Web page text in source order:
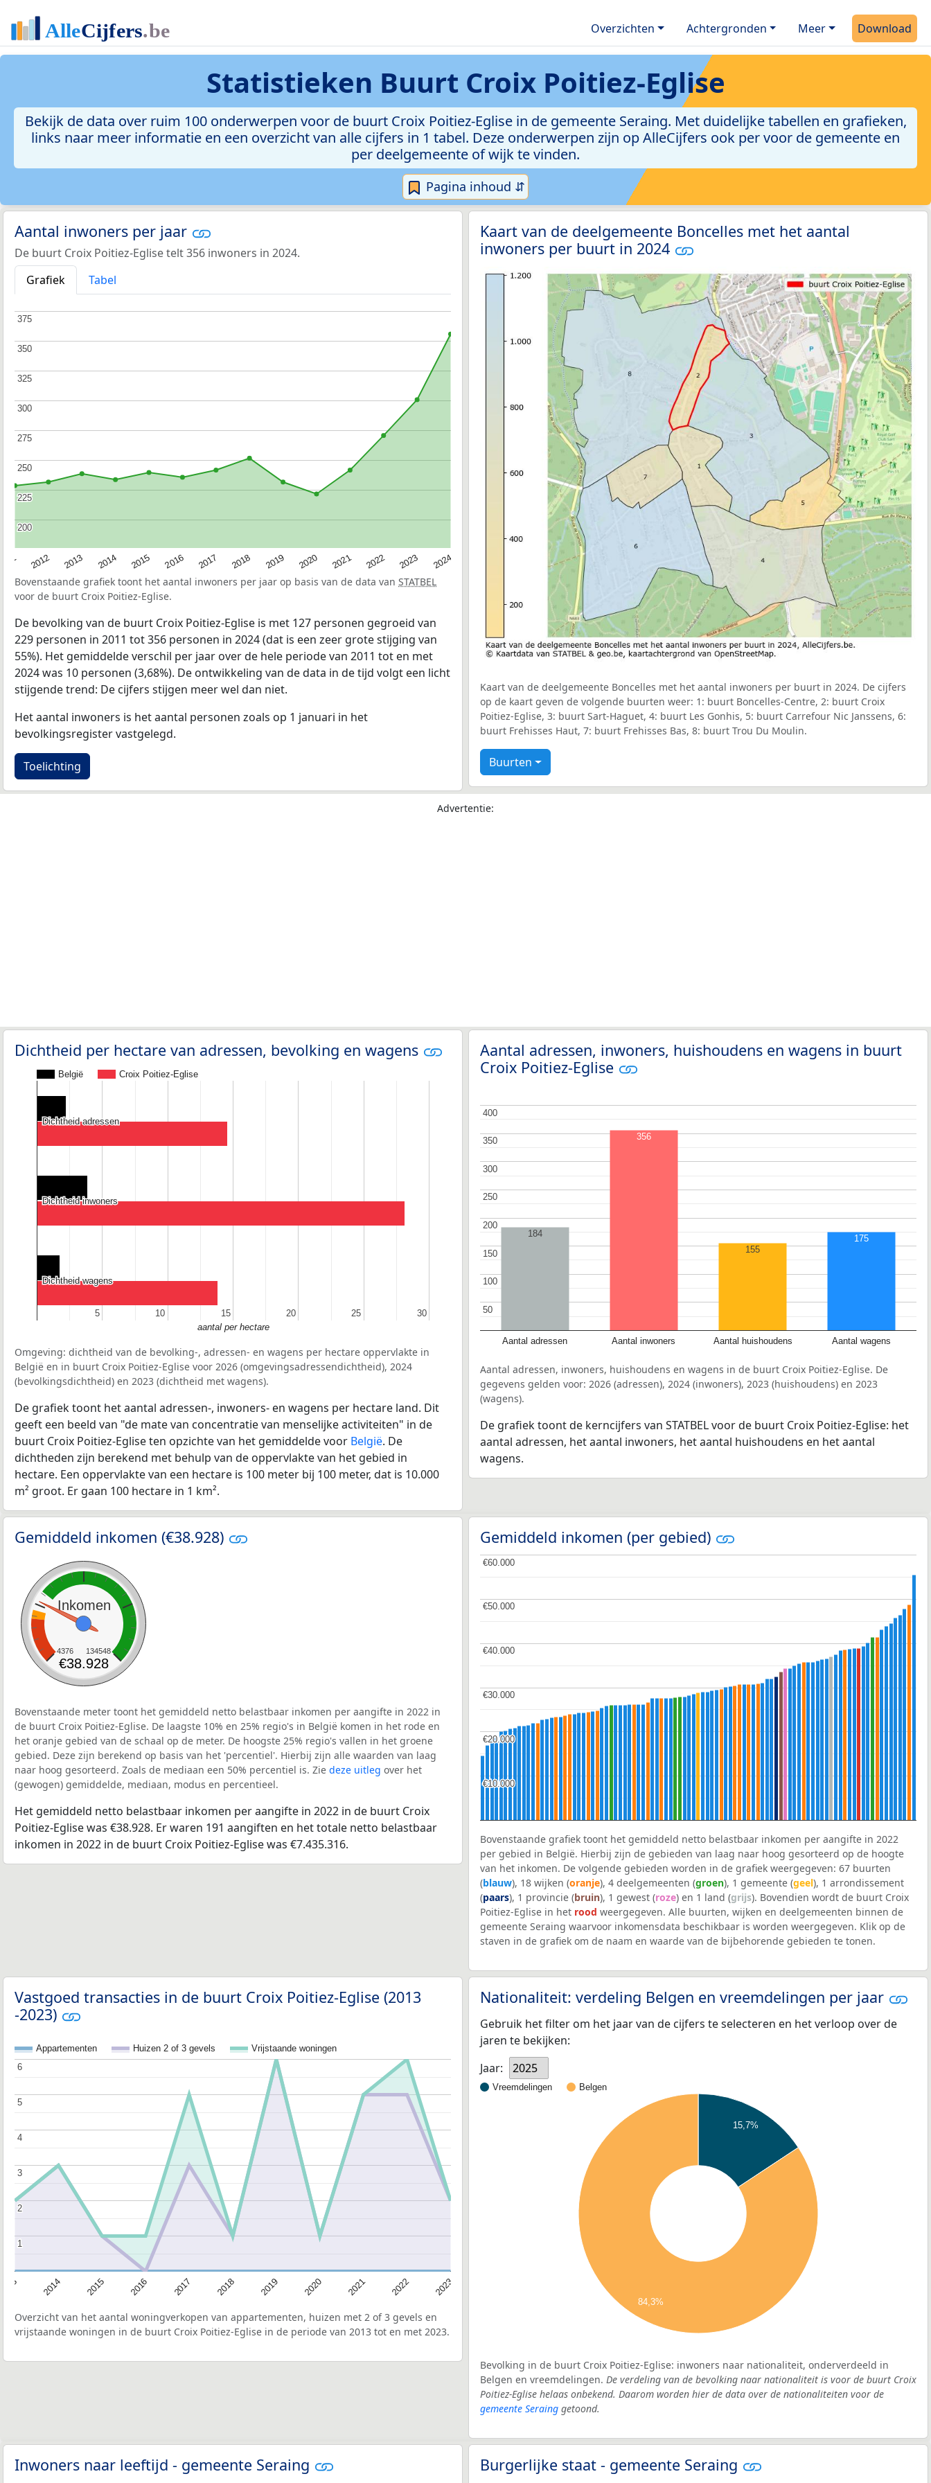
Overzichten Achtergronden Meer Download
Statistieken Buurt Croix Poitiez-Eglise
Bekijk de data over ruim 100 onderwerpen voor de buurt Croix Poitiez-Eglise in de gemeente Seraing. Met duidelijke tabellen en grafieken,
links naar meer informatie en een overzicht van alle cijfers in 1 tabel. Deze onderwerpen zijn op AlleCijfers ook per voor de gemeente en
per deelgemeente of wijk te vinden.
Pagina inhoud ⇵
Aantal inwoners per jaar
De buurt Croix Poitiez-Eglise telt 356 inwoners in 2024.
Grafiek
Tabel
2012 2013 2014 2015 2016 2017 2018 2019 2020 2021 2022 2023 2024
200
200
225
225
250
250
275
275
300
300
325
325
350
350
375
375
Bovenstaande grafiek toont het aantal inwoners per jaar op basis van de data van STATBEL
voor de buurt Croix Poitiez-Eglise.
De bevolking van de buurt Croix Poitiez-Eglise is met 127 personen gegroeid van
229 personen in 2011 tot 356 personen in 2024 (dat is een zeer grote stijging van
55%). Het gemiddelde verschil per jaar over de hele periode van 2011 tot en met
2024 was 10 personen (3,68%). De ontwikkeling van de data in de tijd volgt een licht
stijgende trend: De cijfers stijgen meer wel dan niet.
Het aantal inwoners is het aantal personen zoals op 1 januari in het
bevolkingsregister vastgelegd.
Toelichting
Kaart van de deelgemeente Boncelles met het aantal
inwoners per buurt in 2024
Kaart van de deelgemeente Boncelles met het aantal inwoners per buurt in 2024. De cijfers
op de kaart geven de volgende buurten weer: 1: buurt Boncelles-Centre, 2: buurt Croix
Poitiez-Eglise, 3: buurt Sart-Haguet, 4: buurt Les Gonhis, 5: buurt Carrefour Nic Janssens, 6:
buurt Frehisses Haut, 7: buurt Frehisses Bas, 8: buurt Trou Du Moulin.
Buurten
Advertentie:
Dichtheid per hectare van adressen, bevolking en wagens
België Croix Poitiez-Eglise
5
5 10
10 15
15 20
20 25
25 30
30
Dichtheid adressen
Dichtheid adressen
Dichtheid inwoners
Dichtheid inwoners
Dichtheid wagens
Dichtheid wagens
aantal per hectare
Omgeving: dichtheid van de bevolking-, adressen- en wagens per hectare oppervlakte in
België en in buurt Croix Poitiez-Eglise voor 2026 (omgevingsadressendichtheid), 2024
(bevolkingsdichtheid) en 2023 (dichtheid met wagens).
De grafiek toont het aantal adressen-, inwoners- en wagens per hectare land. Dit
geeft een beeld van "de mate van concentratie van menselijke activiteiten" in de
buurt Croix Poitiez-Eglise ten opzichte van het gemiddelde voor België. De
dichtheden zijn berekend met behulp van de oppervlakte van het gebied in
hectare. Een oppervlakte van een hectare is 100 meter bij 100 meter, dat is 10.000
m² groot. Er gaan 100 hectare in 1 km².
Aantal adressen, inwoners, huishoudens en wagens in buurt
Croix Poitiez-Eglise
Aantal adressen Aantal inwoners Aantal huishoudens Aantal wagens
50
50
100
100
150
150
200
200
250
250
300
300
350
350
400
400
184
356
155
175
Aantal adressen, inwoners, huishoudens en wagens in de buurt Croix Poitiez-Eglise. De
gegevens gelden voor: 2026 (adressen), 2024 (inwoners), 2023 (huishoudens) en 2023
(wagens).
De grafiek toont de kerncijfers van STATBEL voor de buurt Croix Poitiez-Eglise: het
aantal adressen, het aantal inwoners, het aantal huishoudens en het aantal
wagens.
Gemiddeld inkomen (€38.928)
Inkomen
4376 134548
€38.928
Bovenstaande meter toont het gemiddeld netto belastbaar inkomen per aangifte in 2022 in
de buurt Croix Poitiez-Eglise. De laagste 10% en 25% regio's in België komen in het rode en
het oranje gebied van de schaal op de meter. De hoogste 25% regio's vallen in het groene
gebied. Deze zijn berekend op basis van het 'percentiel'. Hierbij zijn alle waarden van laag
naar hoog gesorteerd. Zoals de mediaan een 50% percentiel is. Zie deze uitleg over het
(gewogen) gemiddelde, mediaan, modus en percentieel.
Het gemiddeld netto belastbaar inkomen per aangifte in 2022 in de buurt Croix
Poitiez-Eglise was €38.928. Er waren 191 aangiften en het totale netto belastbaar
inkomen in 2022 in de buurt Croix Poitiez-Eglise was €7.435.316.
Gemiddeld inkomen (per gebied)
€10.000
€10.000
€20.000
€20.000
€30.000
€30.000
€40.000
€40.000
€50.000
€50.000
€60.000
€60.000
Bovenstaande grafiek toont het gemiddeld netto belastbaar inkomen per aangifte in 2022
per gebied in België. Hierbij zijn de gebieden van laag naar hoog gesorteerd op de hoogte
van het inkomen. De volgende gebieden worden in de grafiek weergegeven: 67 buurten
(blauw), 18 wijken (oranje), 4 deelgemeenten (groen), 1 gemeente (geel), 1 arrondissement
(paars), 1 provincie (bruin), 1 gewest (roze) en 1 land (grijs). Bovendien wordt de buurt Croix
Poitiez-Eglise in het rood weergegeven. Alle buurten, wijken en deelgemeenten binnen de
gemeente Seraing waarvoor inkomensdata beschikbaar is worden weergegeven. Klik op de
staven in de grafiek om de naam en waarde van de bijbehorende gebieden te tonen.
Vastgoed transacties in de buurt Croix Poitiez-Eglise (2013
-2023)
Appartementen Huizen 2 of 3 gevels Vrijstaande woningen
2014 2015 2016 2017 2018 2019 2020 2021 2022 2023
11
2
2
3
3
4
4
5
5
6
6
Overzicht van het aantal woningverkopen van appartementen, huizen met 2 of 3 gevels en
vrijstaande woningen in de buurt Croix Poitiez-Eglise in de periode van 2013 tot en met 2023.
Nationaliteit: verdeling Belgen en vreemdelingen per jaar
Gebruik het filter om het jaar van de cijfers te selecteren en het verloop over de
jaren te bekijken:
Jaar:
2025
Vreemdelingen Belgen
15,7%
84,3%
Bevolking in de buurt Croix Poitiez-Eglise: inwoners naar nationaliteit, onderverdeeld in
Belgen en vreemdelingen. De verdeling van de bevolking naar nationaliteit is voor de buurt Croix
Poitiez-Eglise helaas onbekend. Daarom worden hier de data over de nationaliteiten voor de
gemeente Seraing getoond.
Inwoners naar leeftijd - gemeente Seraing Burgerlijke staat - gemeente Seraing